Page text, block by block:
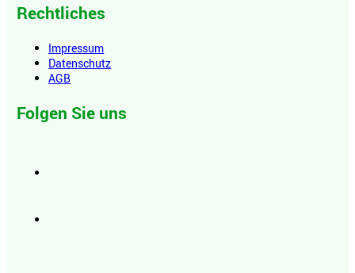
Rechtliches
Impressum
Datenschutz
AGB
Folgen Sie uns